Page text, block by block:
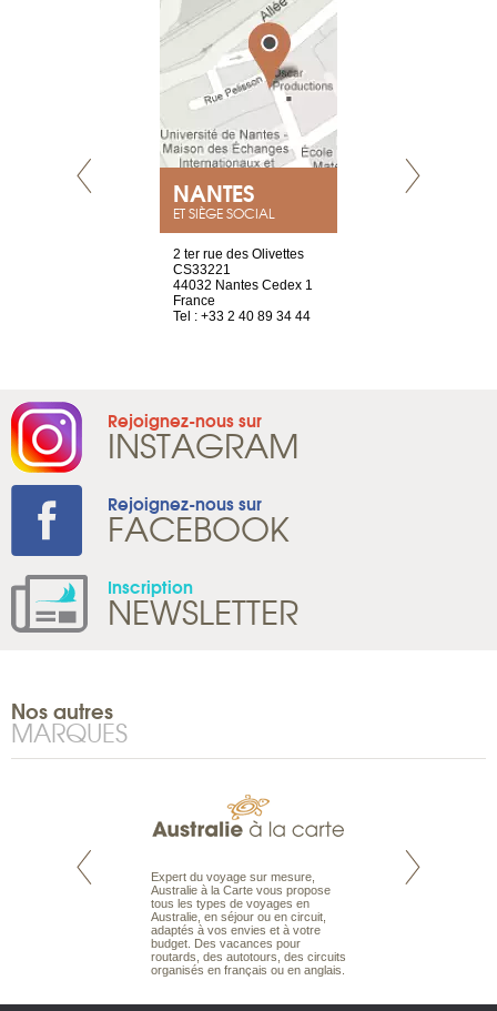
NANTES
ET SIÈGE SOCIAL
2 ter rue des Olivettes
CS33221
44032 Nantes Cedex 1
France
Tel : +33 2 40 89 34 44
Rejoignez-nous sur
INSTAGRAM
Rejoignez-nous sur
FACEBOOK
Inscription
NEWSLETTER
Nos autres
MARQUES
est le spécialiste
Expert du voyage sur mesure,
Australie à la Carte vous propose
tous les types de voyages en
Australie, en séjour ou en circuit,
adaptés à vos envies et à votre
budget. Des vacances pour
routards, des autotours, des circuits
organisés en français ou en anglais.
Parce qu’ils sont